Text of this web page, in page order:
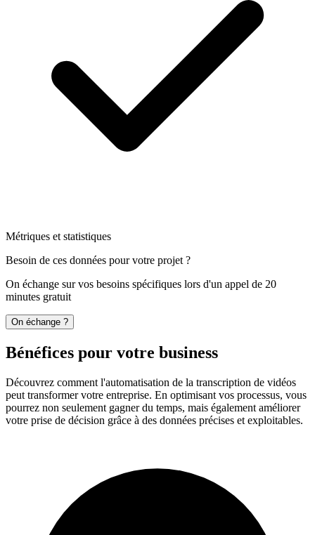
Métriques et statistiques
Besoin de ces données pour votre projet ?
On échange sur vos besoins spécifiques lors d'un appel de 20
minutes gratuit
On échange ?
Bénéfices pour votre business
Découvrez comment l'automatisation de la transcription de vidéos
peut transformer votre entreprise. En optimisant vos processus, vous
pourrez non seulement gagner du temps, mais également améliorer
votre prise de décision grâce à des données précises et exploitables.